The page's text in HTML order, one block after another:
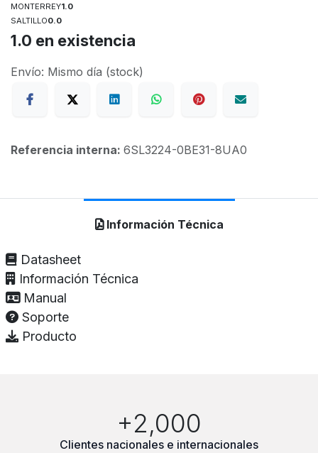
MONTERREY1.0
SALTILLO0.0
1.0 en existencia
Envío: Mismo día (stock)
Referencia interna: 6SL3224-0BE31-8UA0
Información Técnica
Datasheet
Información Técnica
Manual
Soporte
Producto
+2,000
Clientes nacionales e internacionales